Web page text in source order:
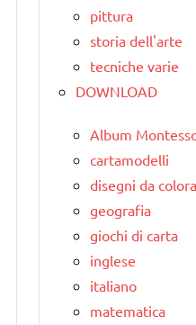
pittura
storia dell'arte
tecniche varie
DOWNLOAD
Album
cartamodelli
disegni da
geografia
giochi di carta
inglese
italiano
matematica